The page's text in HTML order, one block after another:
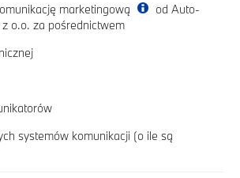
marketingową
od Auto-
o.o. za pośrednictwem
systemów komunikacji (o ile są